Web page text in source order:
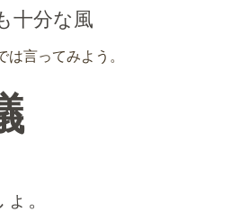
十分な風
言ってみよう。
。